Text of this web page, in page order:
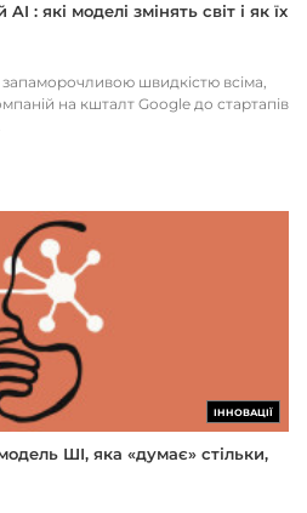
: які моделі змінять світ і як їх
швидкістю всіма,
на кшталт Google до стартапів
ІННОВАЦІЇ
ШІ, яка «думає» стільки,